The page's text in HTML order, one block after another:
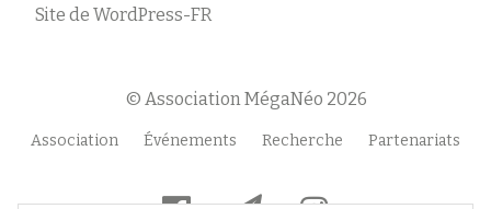
Site de WordPress-FR
© Association MégaNéo 2026
Menu
Association Événements Recherche Partenariats